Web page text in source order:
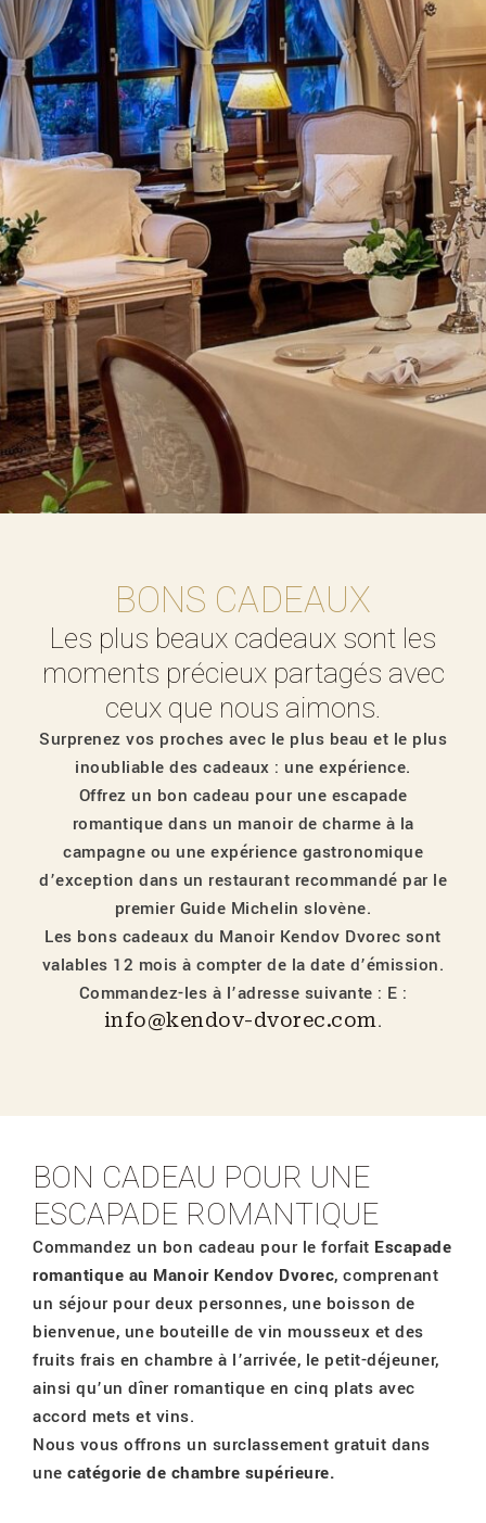
BONS CADEAUX
Les plus beaux cadeaux sont les
moments précieux partagés avec
ceux que nous aimons.
Surprenez vos proches avec le plus beau et le plus
inoubliable des cadeaux : une expérience.
Offrez un bon cadeau pour une escapade
romantique dans un manoir de charme à la
campagne ou une expérience gastronomique
d’exception dans un restaurant recommandé par le
premier Guide Michelin slovène.
Les bons cadeaux du Manoir Kendov Dvorec sont
valables 12 mois à compter de la date d’émission.
Commandez-les à l’adresse suivante : E :
info@kendov-dvorec.com.
BON CADEAU POUR UNE
ESCAPADE ROMANTIQUE
Commandez un bon cadeau pour le forfait Escapade
romantique au Manoir Kendov Dvorec, comprenant
un séjour pour deux personnes, une boisson de
bienvenue, une bouteille de vin mousseux et des
fruits frais en chambre à l’arrivée, le petit-déjeuner,
ainsi qu’un dîner romantique en cinq plats avec
accord mets et vins.
Nous vous offrons un surclassement gratuit dans
une catégorie de chambre supérieure.